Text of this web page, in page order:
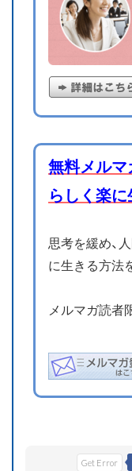
無料メルマ
らしく楽に
思考を緩め、
に生きる方法
メルマガ読者
Get Error